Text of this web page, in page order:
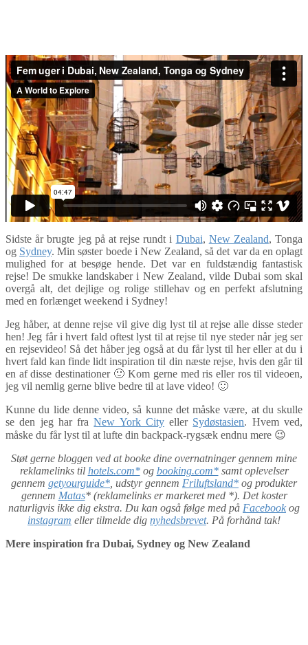
Sidste år brugte jeg på at rejse rundt i Dubai, New Zealand, Tonga
og Sydney. Min søster boede i New Zealand, så det var da en oplagt
mulighed for at besøge hende. Det var en fuldstændig fantastisk
rejse! De smukke landskaber i New Zealand, vilde Dubai som skal
overgå alt, det dejlige og rolige stillehav og en perfekt afslutning
med en forlænget weekend i Sydney!
Jeg håber, at denne rejse vil give dig lyst til at rejse alle disse steder
hen! Jeg får i hvert fald oftest lyst til at rejse til nye steder når jeg ser
en rejsevideo! Så det håber jeg også at du får lyst til her eller at du i
hvert fald kan finde lidt inspiration til din næste rejse, hvis den går til
en af disse destinationer 🙂 Kom gerne med ris eller ros til videoen,
jeg vil nemlig gerne blive bedre til at lave video! 🙂
Kunne du lide denne video, så kunne det måske være, at du skulle
se den jeg har fraNew York Cityeller Sydøstasien. Hvem ved,
måske du får lyst til at lufte din backpack-rygsæk endnu mere 😉
Støt gerne bloggen ved at booke dine overnatninger gennem mine
reklamelinks til hotels.com*og booking.com*samt oplevelser
gennem getyourguide* , udstyr gennem Friluftsland* og produkter
gennem Matas* (reklamelinks er markeret med *). Det koster
naturligvis ikke dig ekstra. Du kan også følge med på Facebook og
instagram eller tilmelde dig nyhedsbrevet. På forhånd tak!
Mere inspiration fra Dubai, Sydney og New Zealand